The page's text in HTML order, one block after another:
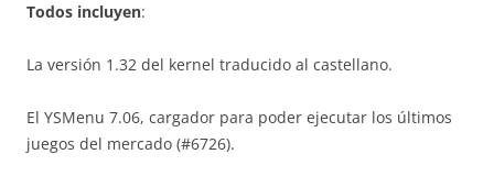
Todos incluyen:
La versión 1.32 del kernel traducido al castellano.
El YSMenu 7.06, cargador para poder ejecutar los últimos
juegos del mercado (#6726).